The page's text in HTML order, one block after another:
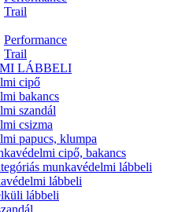
Trail
Performance
Trail
LÁBBELI
cipő
bakancs
szandál
csizma
papucs, klumpa
cipő, bakancs
munkavédelmi lábbeli
lábbeli
lábbeli